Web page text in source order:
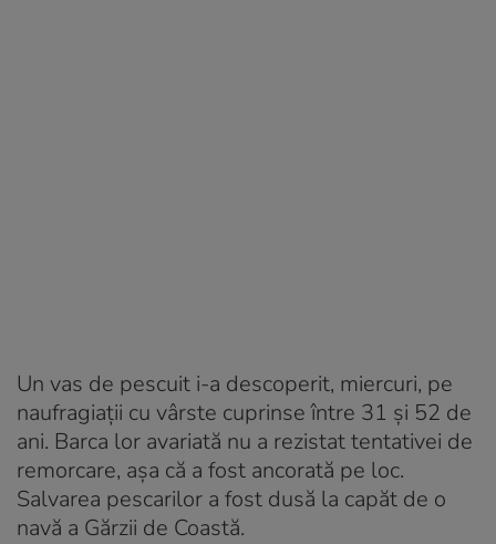
Un vas de pescuit i-a descoperit, miercuri, pe
naufragiații cu vârste cuprinse între 31 și 52 de
ani. Barca lor avariată nu a rezistat tentativei de
remorcare, așa că a fost ancorată pe loc.
Salvarea pescarilor a fost dusă la capăt de o
navă a Gărzii de Coastă.